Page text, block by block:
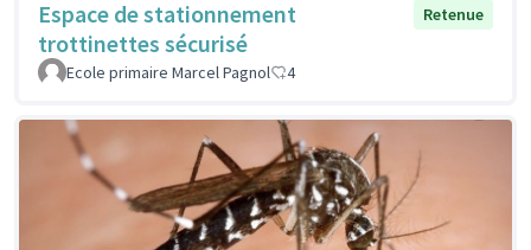
Espace de stationnement
trottinettes sécurisé
Retenue
Ecole primaire Marcel Pagnol 4